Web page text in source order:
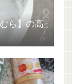
ら】の高